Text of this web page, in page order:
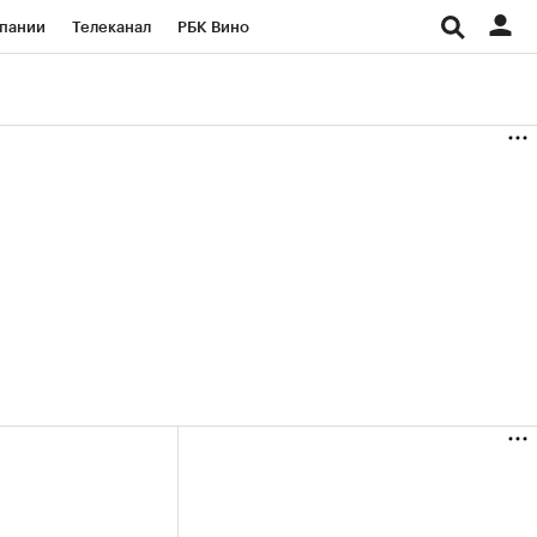
Телеканал РБК Вино